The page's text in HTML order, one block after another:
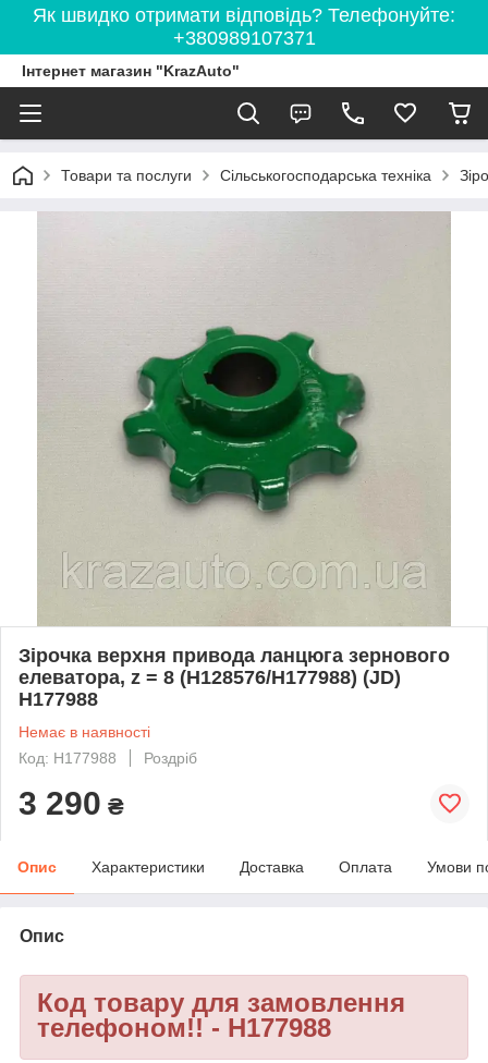
Як швидко отримати відповідь? Телефонуйте:
+380989107371
Інтернет магазин "KrazAuto"
Товари та послуги Сільськогосподарська техніка
Зірочка верхня привода ланцюга зернового
елеватора, z = 8 (H128576/H177988) (JD)
H177988
Немає в наявності
Код: H177988
Роздріб
3 290 ₴
Опис Характеристики Доставка Оплата Умови
Опис
Код товару для замовлення
телефоном!! - H177988